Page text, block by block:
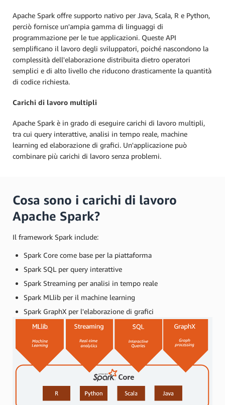
Apache Spark offre supporto nativo per Java, Scala, R e Python,
perciò fornisce un'ampia gamma di linguaggi di
programmazione per le tue applicazioni. Queste API
semplificano il lavoro degli sviluppatori, poiché nascondono la
complessità dell'elaborazione distribuita dietro operatori
semplici e di alto livello che riducono drasticamente la quantità
di codice richiesta.
Carichi di lavoro multipli
Apache Spark è in grado di eseguire carichi di lavoro multipli,
tra cui query interattive, analisi in tempo reale, machine
learning ed elaborazione di grafici. Un'applicazione può
combinare più carichi di lavoro senza problemi.
Cosa sono i carichi di lavoro
Apache Spark?
Il framework Spark include:
Spark Core come base per la piattaforma
Spark SQL per query interattive
Spark Streaming per analisi in tempo reale
Spark MLlib per il machine learning
Spark GraphX per l'elaborazione di grafici